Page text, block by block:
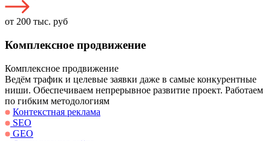
от 200 тыс. руб
Комплексное продвижение
Комплексное продвижение
Ведём трафик и целевые заявки даже в самые конкурентные
ниши. Обеспечиваем непрерывное развитие проект. Работаем
по гибким методологиям
Контекстная реклама
SEO
GEO